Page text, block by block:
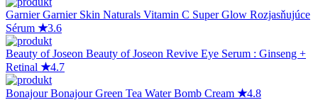
GarnierGarnier Skin Naturals Vitamin C Super Glow Rozjasňujúce
Sérum ★3.6
Beauty of Joseon Beauty of Joseon Revive Eye Serum : Ginseng +
Retinal ★4.7
BonajourBonajour Green Tea Water Bomb Cream ★4.8